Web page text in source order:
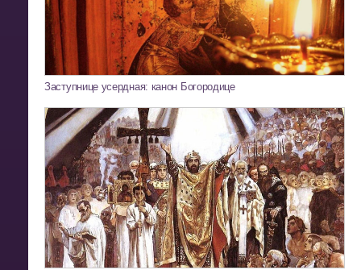
Заступнице усердная: канон Богородице